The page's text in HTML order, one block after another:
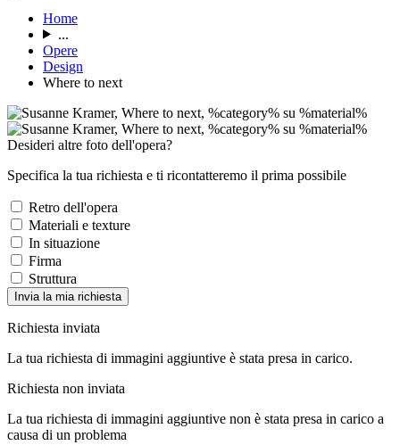
Home
...
Opere
Design
Where to next
Desideri altre foto dell'opera?
Specifica la tua richiesta e ti ricontatteremo il prima possibile
Retro dell'opera
Materiali e texture
In situazione
Firma
Struttura
Invia la mia richiesta
Richiesta inviata
La tua richiesta di immagini aggiuntive è stata presa in carico.
Richiesta non inviata
La tua richiesta di immagini aggiuntive non è stata presa in carico a
causa di un problema